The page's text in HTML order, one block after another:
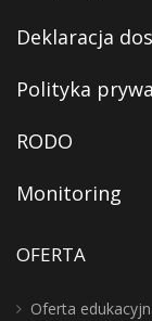
Deklaracja
Polityka
RODO
Monitoring
OFERTA
Oferta